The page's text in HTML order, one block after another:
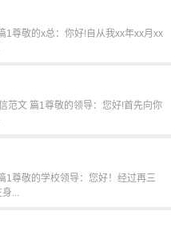
1尊敬的x总：你好!自从我xx年xx月xx
范文 篇1尊敬的领导：您好!首先向你
1尊敬的学校领导：您好！经过再三
...